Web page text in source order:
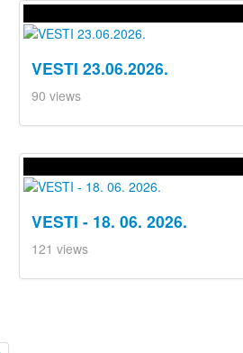
VESTI 23.06.2026.
90 views
VESTI - 18. 06. 2026.
121 views